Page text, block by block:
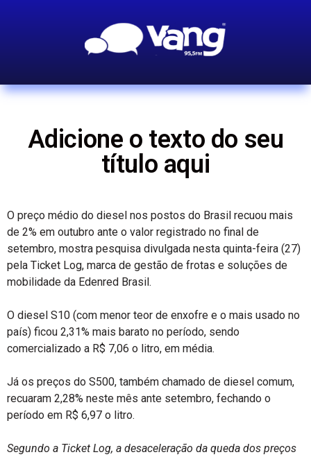
Adicione o texto do seu
título aqui
O preço médio do diesel nos postos do Brasil recuou mais
de 2% em outubro ante o valor registrado no final de
setembro, mostra pesquisa divulgada nesta quinta-feira (27)
pela Ticket Log, marca de gestão de frotas e soluções de
mobilidade da Edenred Brasil.
O diesel S10 (com menor teor de enxofre e o mais usado no
país) ficou 2,31% mais barato no período, sendo
comercializado a R$ 7,06 o litro, em média.
Já os preços do S500, também chamado de diesel comum,
recuaram 2,28% neste mês ante setembro, fechando o
período em R$ 6,97 o litro.
Segundo a Ticket Log, a desaceleração da queda dos preços